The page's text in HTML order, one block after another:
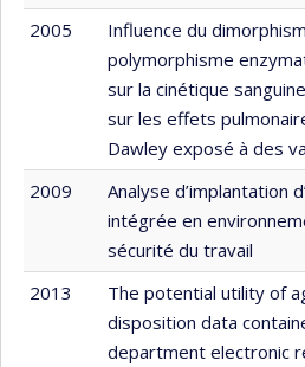
2005
Influence du
polymorphisme
sur la cinétique
sur les effets
Dawley exposé à des
2009
Analyse d’implantation
intégrée en
sécurité du travail
2013
The potential utility of
disposition data
department electronic